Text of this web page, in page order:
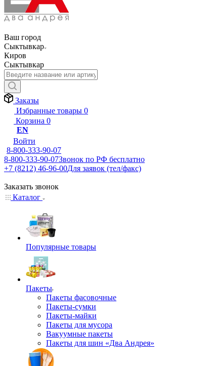
Ваш город
Сыктывкар
Киров
Сыктывкар
Заказы
Избранные товары 0
Корзина 0
EN
Войти
8-800-333-90-07
8-800-333-90-07Звонок по РФ бесплатно
+7 (8212) 46-96-00Для заявок (тел/факс)
Заказать звонок
Каталог
Популярные товары
Пакеты
Пакеты фасовочные
Пакеты-сумки
Пакеты-майки
Пакеты для мусора
Вакуумные пакеты
Пакеты для шин «Два Андрея»